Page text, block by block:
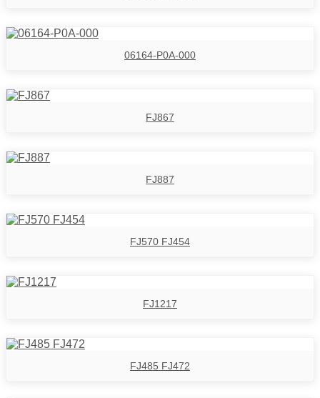
06164-P0A-000
FJ867
FJ887
FJ570 FJ454
FJ1217
FJ485 FJ472